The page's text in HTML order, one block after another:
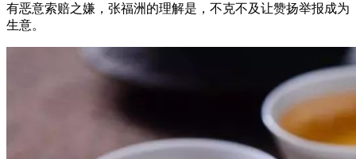
有恶意索赔之嫌，张福洲的理解是，不克不及让赞扬举报成为
生意。